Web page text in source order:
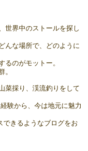
世界中のストールを探し
んな場所で、どのように
るのがモットー。
。
菜採り、渓流釣りをして
験から、今は地元に魅力
できるようなブログをお